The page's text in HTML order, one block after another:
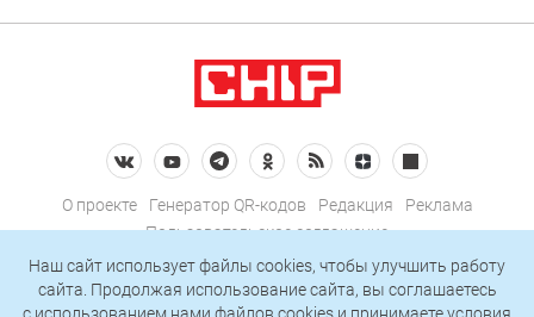
О проекте Генератор QR-кодов Редакция
Реклама
Пользовательское соглашение
Политика конфиденциальности
Подписаться на рассылку
Наш сайт использует файлы cookies, чтобы улучшить работу
сайта. Продолжая использование сайта, вы соглашаетесь